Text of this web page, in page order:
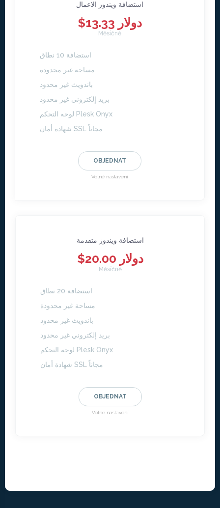
استضافة ويندوز الاعمال
$13.33 دولار
Měsíčně
استضافة 10 نطاق
مساحة غير محدودة
باندويث غير محدود
بريد إلكتروني غير محدود
لوحه التحكم Plesk Onyx
شهادة أمان SSL مجاناً
OBJEDNAT
Volné nastavení
استضافة ويندوز متقدمة
$20.00 دولار
Měsíčně
استضافة 20 نطاق
مساحة غير محدودة
باندويث غير محدود
بريد إلكتروني غير محدود
لوحه التحكم Plesk Onyx
شهادة أمان SSL مجاناً
OBJEDNAT
Volné nastavení